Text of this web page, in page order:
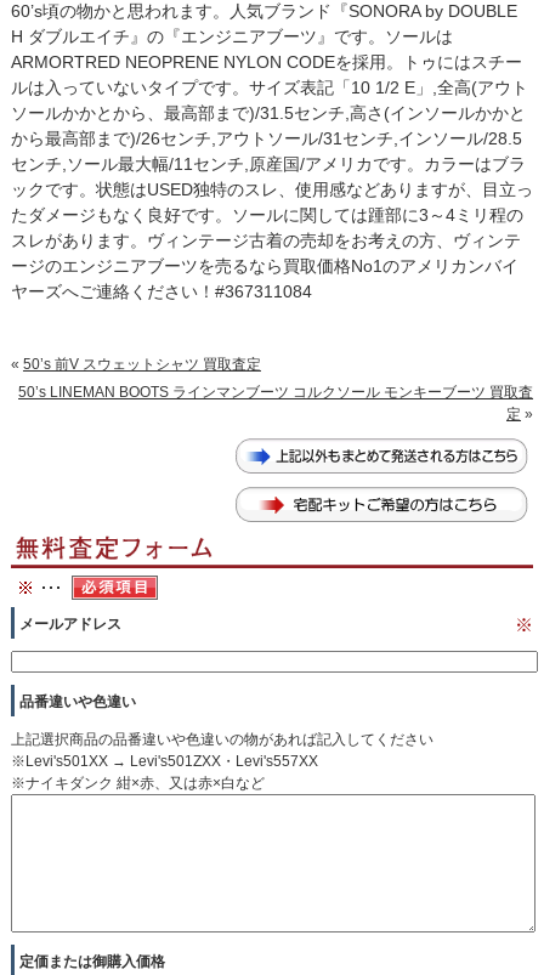
60’s頃の物かと思われます。人気ブランド『SONORA by DOUBLE
H ダブルエイチ』の『エンジニアブーツ』です。ソールは
ARMORTRED NEOPRENE NYLON CODEを採用。トゥにはスチー
ルは入っていないタイプです。サイズ表記「10 1/2 E」,全高(アウト
ソールかかとから、最高部まで)/31.5センチ,高さ(インソールかかと
から最高部まで)/26センチ,アウトソール/31センチ,インソール/28.5
センチ,ソール最大幅/11センチ,原産国/アメリカです。カラーはブラ
ックです。状態はUSED独特のスレ、使用感などありますが、目立っ
たダメージもなく良好です。ソールに関しては踵部に3～4ミリ程の
スレがあります。ヴィンテージ古着の売却をお考えの方、ヴィンテ
ージのエンジニアブーツを売るなら買取価格No1のアメリカンバイ
ヤーズへご連絡ください！#367311084
« 50’s 前V スウェットシャツ 買取査定
50’s LINEMAN BOOTS ラインマンブーツ コルクソール モンキーブーツ 買取査
定 »
メールアドレス ※
品番違いや色違い
上記選択商品の品番違いや色違いの物があれば記入してください
※Levi's501XX → Levi's501ZXX・Levi's557XX
※ナイキダンク 紺×赤、又は赤×白など
定価または御購入価格